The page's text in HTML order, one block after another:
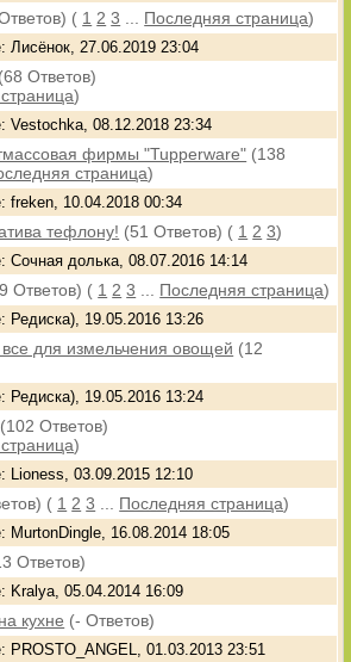
( 1 2 3 Последняя страница)
Лисёнок, 27.06.2019 23:04
(68 Ответов)
)
Vestochka, 08.12.2018 23:34
фирмы "Tupperware" (138
страница)
freken, 10.04.2018 00:34
тефлону! (51 Ответов) ( 1 2 3)
Сочная долька, 08.07.2016 14:14
Ответов) ( 1 2 3 Последняя страница)
Редиска), 19.05.2016 13:26
для измельчения овощей (12
Редиска), 19.05.2016 13:24
(102 Ответов)
)
Lioness, 03.09.2015 12:10
( 1 2 3 Последняя страница)
MurtonDingle, 16.08.2014 18:05
Ответов)
Kralya, 05.04.2014 16:09
кухне (- Ответов)
PROSTO_ANGEL, 01.03.2013 23:51